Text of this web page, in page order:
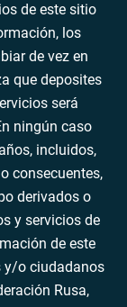
de este sitio
los
de vez en
que deposites
será
ningún caso
incluidos,
consecuentes,
derivados o
y servicios de
de este
y/o ciudadanos
Rusa,